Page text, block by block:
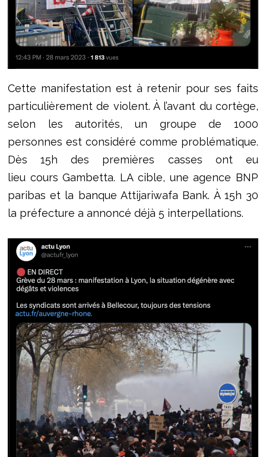
Cette manifestation est à retenir pour ses faits
particulièrement de violent. À l’avant du cortège,
selon les autorités, un groupe de 1000
personnes est considéré comme problématique.
Dès 15h des premières casses ont eu
lieu cours Gambetta. LA cible, une agence BNP
paribas et la banque Attijariwafa Bank. À 15h 30
la préfecture a annoncé déjà 5 interpellations.